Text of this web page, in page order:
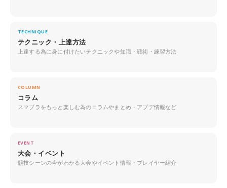
TECHNIQUE
テクニック・上達方法
上達する為に身に付けたいテクニックや知識・戦術・練習方法
COLUMN
コラム
スマブラをもっと楽しむ為のコラムやまとめ・アプデ情報など
EVENT
大会・イベント
競技シーンの今がわかる大会やイベント情報・プレイヤー紹介